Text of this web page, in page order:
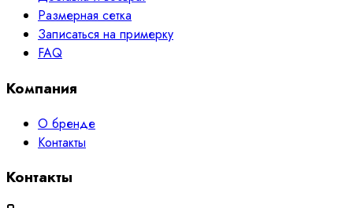
Размерная сетка
Записаться на примерку
FAQ
Компания
О бренде
Контакты
Контакты